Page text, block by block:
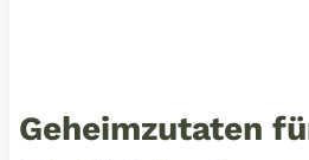
Geheimzutaten